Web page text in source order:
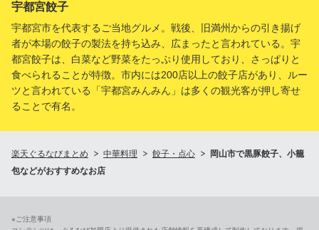
宇都宮餃子
宇都宮市を代表するご当地グルメ。戦後、旧満州からの引き揚げ
者が本場の餃子の製法を持ち込み、広まったと言われている。宇
都宮餃子は、白菜など野菜をたっぷり使用しており、さっぱりと
食べられることが特徴。市内には200店以上の餃子店があり、ルー
ツと言われている「宇都宮みんみん」は多くの観光客が押し寄せ
ることで有名。
楽天ぐるなびまとめ 中華料理 餃子・点心
岡山市で黒豚餃子、小籠
包などがおすすめなお店
※ご注意事項